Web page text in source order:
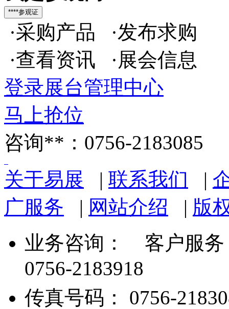
·采购产品 ·发布求购
·查看资讯 ·展会信息
登录展台管理中心
马上抢位
咨询**：0756-2183085
关于易展 | 联系我们 |
广服务 | 网站介绍 | 版
业务咨询：
客户服务
0756-2183918
传真号码： 0756-